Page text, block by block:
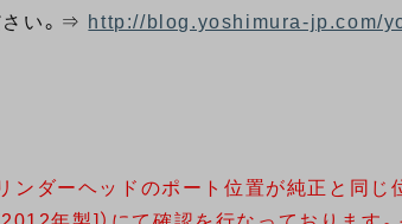
い。⇒ http://blog.yoshimura-jp.com/
ンダーヘッドのポート位置が純正と同じ